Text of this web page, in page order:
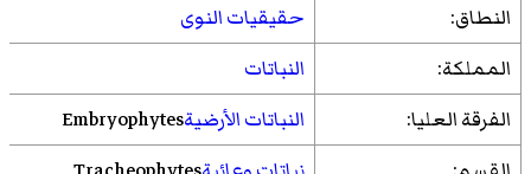
النطاق:
حقيقيات النوى
المملكة:
النباتات
الفرقة العليا:
النباتات الأرضيةEmbryophytes